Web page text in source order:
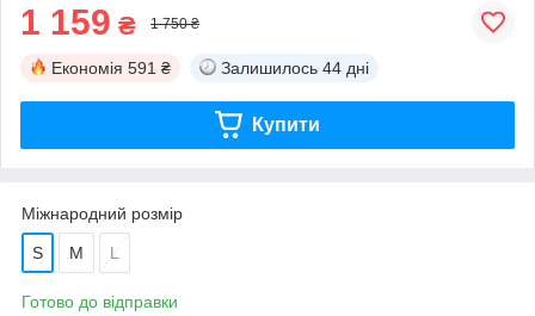
1 159 ₴ 1 750 ₴
Економія 591 ₴ Залишилось 44 дні
Купити
Міжнародний розмір
S M L
Готово до відправки